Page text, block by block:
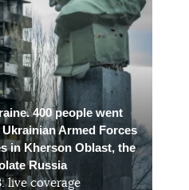
400 people went
Armed Forces
in Kherson Oblast, the
Russia
live coverage